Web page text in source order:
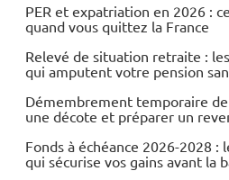
PER et expatriation en 2026 :
quand vous quittez la France
Relevé de situation retraite :
qui amputent votre pension
Démembrement temporaire de
une décote et préparer un
Fonds à échéance 2026-2028
qui sécurise vos gains avant la